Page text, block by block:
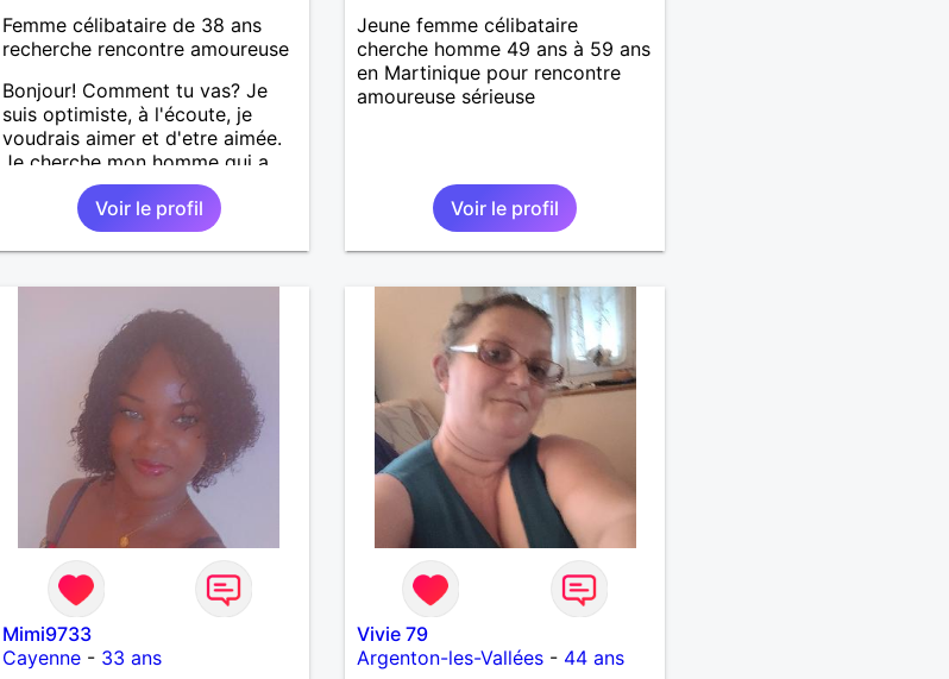
Femme célibataire de 38 ans
recherche rencontre amoureuse
Bonjour! Comment tu vas? Je
suis optimiste, à l'écoute, je
voudrais aimer et d'etre aimée.
Je cherche mon homme qui a
38-48 ans. Aussi en Correse en
préférence ou dans son alentour
vu que je travaille en CDI et je
ne peux pas souvent voyager
Voir le profil
Jeune femme célibataire
cherche homme 49 ans à 59 ans
en Martinique pour rencontre
amoureuse sérieuse
Voir le profil
Mimi9733
Cayenne- 33 ans
Vivie 79
Argenton-les-Vallées - 44 ans